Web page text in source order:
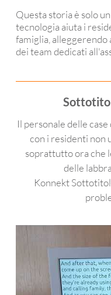
Questa storia è solo
tecnologia aiuta i
famiglia, alleggerendo
dei team dedicati
Il personale delle
con i residenti non
soprattutto ora che
delle
Konnekt